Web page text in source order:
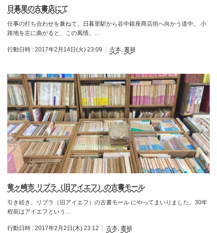
日暮里の古書店にて
仕事の打ち合わせを兼ねて、日暮里駅から谷中銀座商店街へ向かう道中。 小
路地を左に曲がると、この風情。…
行動日時 : 2017年2月14日(火) 23:09 古本, 書籍
竜ヶ崎市 リブラ（旧アイエフ）の古書モール
引き続き、リブラ（旧アイエフ）の古書モール にやってまいりました。30年
程前はアイエフという…
行動日時 : 2017年2月2日(木) 23:12 古本, 書籍